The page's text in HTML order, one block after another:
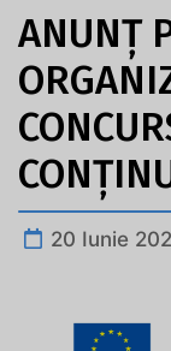
ANUNȚ
20 Iunie